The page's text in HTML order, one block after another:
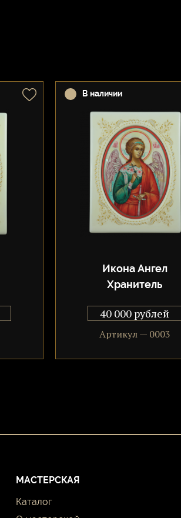
Икона Ангел
Хранитель
40 000 рублей
Артикул — 0003
В наличии
МАСТЕРСКАЯ
Каталог